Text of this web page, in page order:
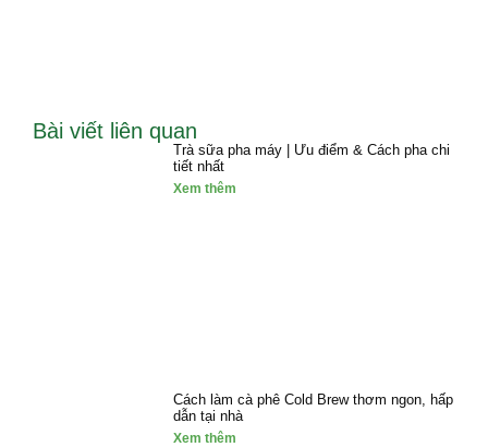
Bài viết liên quan
Trà sữa pha máy | Ưu điểm & Cách pha chi
tiết nhất
Xem thêm
Cách làm cà phê Cold Brew thơm ngon, hấp
dẫn tại nhà
Xem thêm